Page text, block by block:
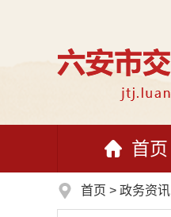
首页
首页 > 政务资讯